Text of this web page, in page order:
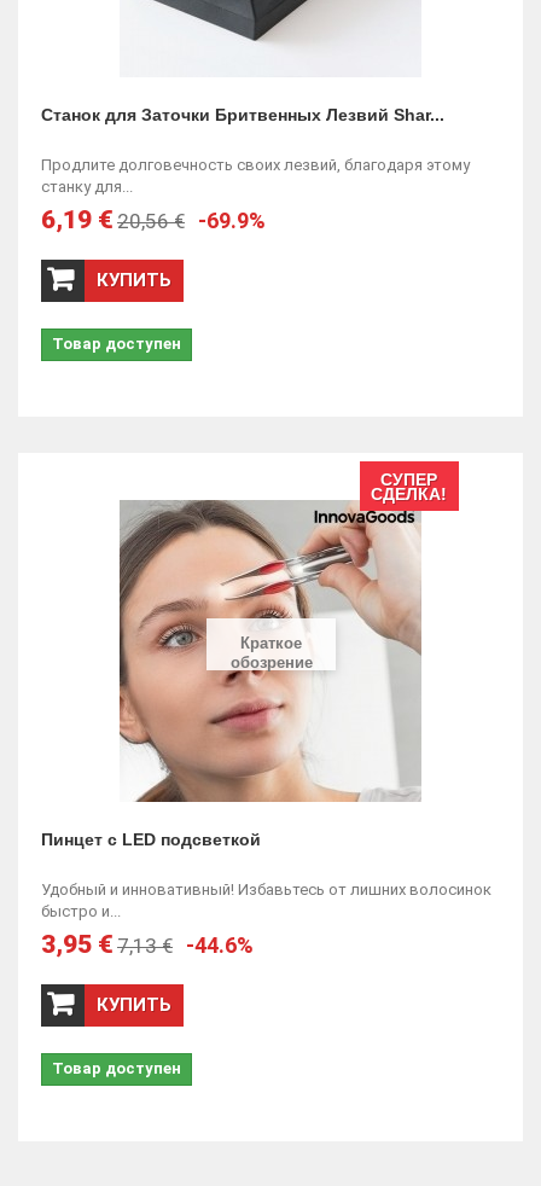
Станок для Заточки Бритвенных Лезвий Shar...
Продлите долговечность своих лезвий, благодаря этому
станку для...
6,19 € 20,56 € -69.9%
КУПИТЬ
Товар доступен
Краткое
обозрение
СУПЕР
СДЕЛКА!
Пинцет с LED подсветкой
Удобный и инновативный! Избавьтесь от лишних волосинок
быстро и...
3,95 € 7,13 € -44.6%
КУПИТЬ
Товар доступен